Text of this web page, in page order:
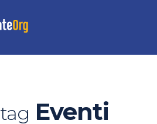
Eventi